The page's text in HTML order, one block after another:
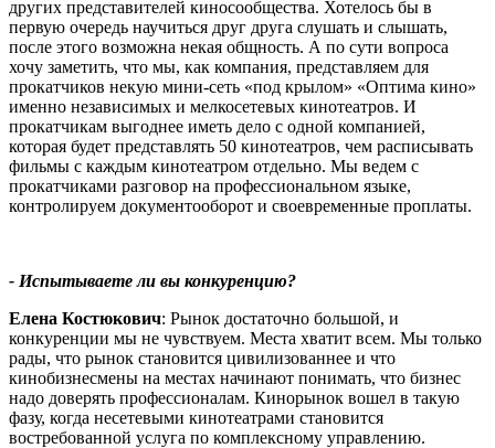
других представителей киносообщества. Хотелось бы в
первую очередь научиться друг друга слушать и слышать,
после этого возможна некая общность. А по сути вопроса
хочу заметить, что мы, как компания, представляем для
прокатчиков некую мини-сеть «под крылом» «Оптима кино»
именно независимых и мелкосетевых кинотеатров. И
прокатчикам выгоднее иметь дело с одной компанией,
которая будет представлять 50 кинотеатров, чем расписывать
фильмы с каждым кинотеатром отдельно. Мы ведем с
прокатчиками разговор на профессиональном языке,
контролируем документооборот и своевременные проплаты.
- Испытываете ли вы конкуренцию?
Елена Костюкович: Рынок достаточно большой, и
конкуренции мы не чувствуем. Места хватит всем. Мы только
рады, что рынок становится цивилизованнее и что
кинобизнесмены на местах начинают понимать, что бизнес
надо доверять профессионалам. Кинорынок вошел в такую
фазу, когда несетевыми кинотеатрами становится
востребованной услуга по комплексному управлению.